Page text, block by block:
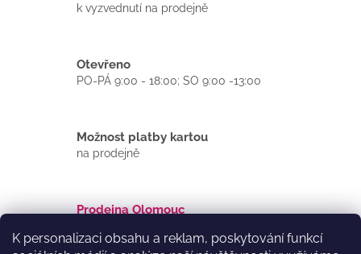
K personalizaci obsahu a reklam, poskytování funkcí
k vyzvednutí na prodejně
Otevřeno
PO-PÁ 9:00 - 18:00; SO 9:00 -13:00
Možnost platby kartou
na prodejně
Prodejna Olomouc